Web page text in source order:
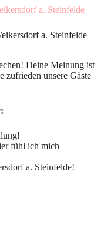
a. Steinfelde
a. Steinfelde
Deine Meinung ist
zufrieden unsere Gäste
fühl ich mich
a. Steinfelde!